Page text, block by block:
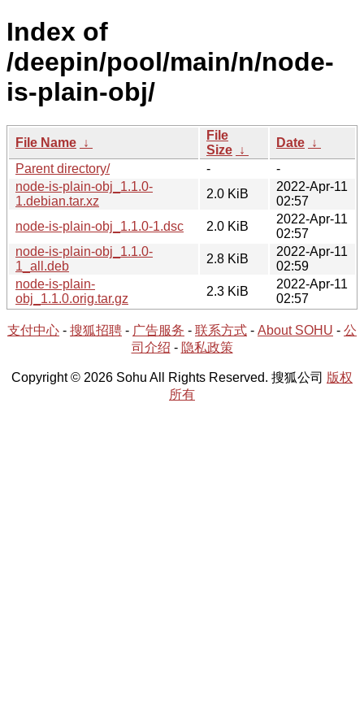
Index of
/deepin/pool/main/n/node-
is-plain-obj/
File Name ↓
File
Size ↓
Date ↓
Parent directory/
-
-
node-is-plain-obj_1.1.0-
1.debian.tar.xz
2.0 KiB
2022-Apr-11
02:57
node-is-plain-obj_1.1.0-1.dsc
2.0 KiB
2022-Apr-11
02:57
node-is-plain-obj_1.1.0-
1_all.deb
2.8 KiB
2022-Apr-11
02:59
node-is-plain-
obj_1.1.0.orig.tar.gz
2.3 KiB
2022-Apr-11
02:57
支付中心 - 搜狐招聘 - 广告服务 - 联系方式 - About SOHU - 公
司介绍 - 隐私政策
Copyright © 2026 Sohu All Rights Reserved. 搜狐公司 版权
所有